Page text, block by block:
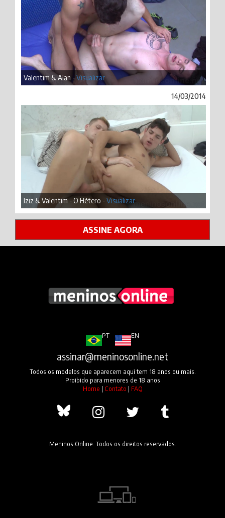
Valentim & Alan -Visualizar
14/03/2014
Iziz & Valentim - O Hétero -Visualizar
ASSINE AGORA
PT EN
assinar@meninosonline.net
Todos os modelos que aparecem aqui tem 18 anos ou mais.
Proibido para menores de 18 anos
Home | Contato | FAQ
Meninos Online. Todos os direitos reservados.